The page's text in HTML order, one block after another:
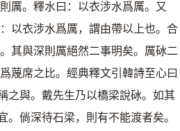
厲。釋水曰：以衣涉水爲厲。又
以衣涉水爲厲，謂由帶以上也。合
其與深則厲絕然二事明矣。厲砅二
蔑席之比。經典釋文引韓詩至心曰
之與。戴先生乃以橋梁說砅。如其
倘深待石梁，則有不能渡者矣。